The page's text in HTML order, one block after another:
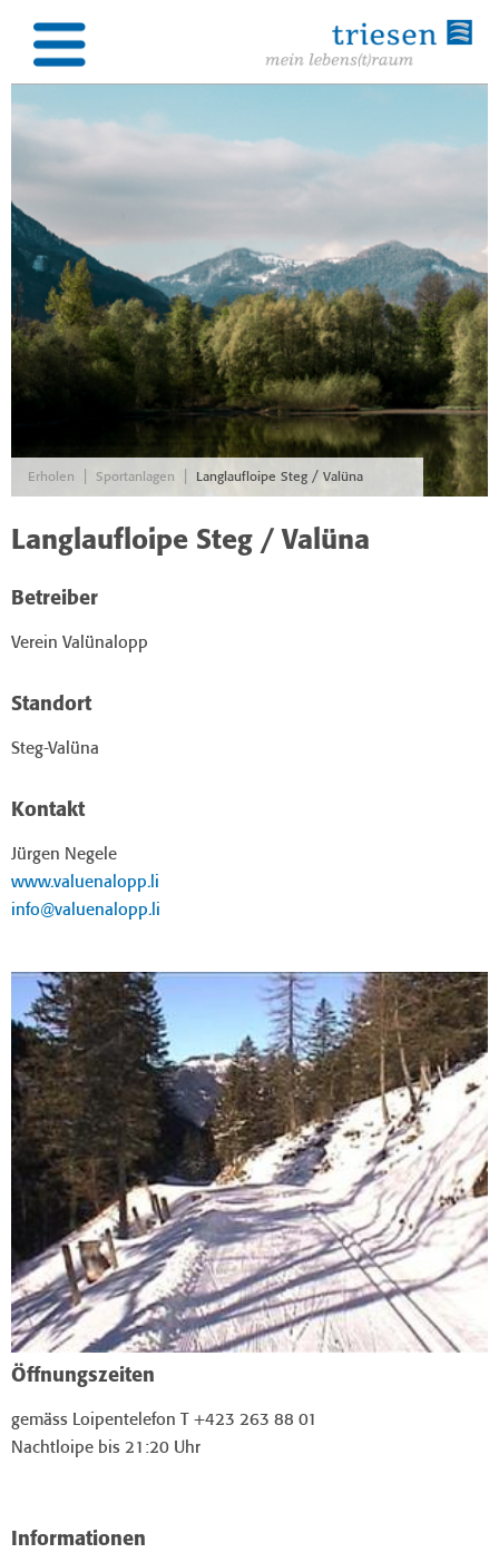
Erholen Sportanlagen Langlaufloipe Steg / Valüna
Langlaufloipe Steg / Valüna
Betreiber
Verein Valünalopp
Standort
Steg-Valüna
Kontakt
Jürgen Negele
www.valuenalopp.li
info@valuenalopp.li
Öffnungszeiten
gemäss Loipentelefon T +423 263 88 01
Nachtloipe bis 21:20 Uhr
Informationen